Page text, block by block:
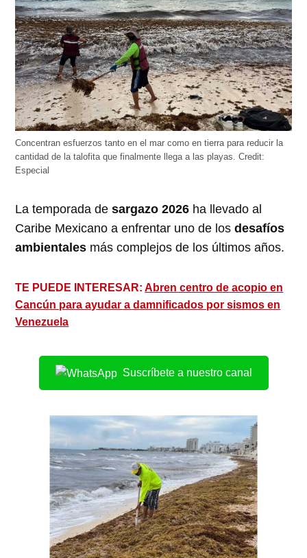
nueva)nueva)nueva)nueva)nueva)
Concentran esfuerzos tanto en el mar como en tierra para reducir la
cantidad de la talofita que finalmente llega a las playas.Credit:
Especial
La temporada desargazo 2026 ha llevado al
Caribe Mexicano a enfrentar uno de losdesafíos
ambientales más complejos de los últimos años.
TE PUEDE INTERESAR:Abren centro de acopio en
Cancún para ayudar a damnificados por sismos en
Venezuela
Suscríbete a nuestro canal